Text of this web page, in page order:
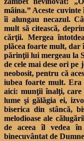
mâina.” Aceste
îi alungau necazul.
mult să citească,
cărţii. Mergea
plăcea foarte mult,
părinţii lui mergeau la
de cele mai dese ori
neobosit, pentru că
iubea foarte mult. Era
aici: munţii înalţi, care
lume şi gălăgia ei,
biserica din stâncă,
melodioase ale
de aceea îl vedea
binecuvântat de